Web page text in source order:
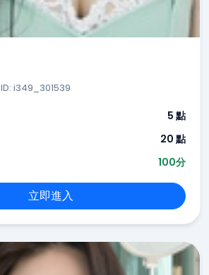
ID: i349_301539
5 點
20 點
100分
立即進入